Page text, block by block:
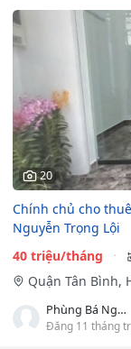
20
Chính chủ cho
Nguyễn Trọng Lội
40 triệu/tháng
Quận Tân Bình,
Phùng Bá Nghĩa
Đăng 11 tháng